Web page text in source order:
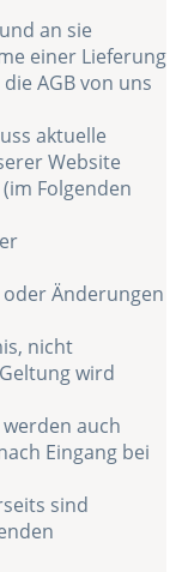
an sie
einer Lieferung
AGB von uns
aktuelle
Website
Folgenden
Änderungen
nicht
wird
auch
Eingang bei
sind